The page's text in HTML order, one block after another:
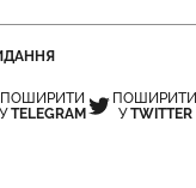
ПОШИРИТИ
УTELEGRAM
ПОШИРИТИ
УTWITTER